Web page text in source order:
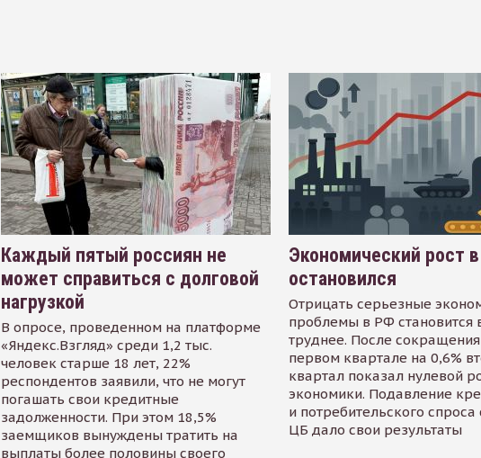
Каждый пятый россиян не
может справиться с долговой
нагрузкой
В опросе, проведенном на платформе
«Яндекс.Взгляд» среди 1,2 тыс.
человек старше 18 лет, 22%
респондентов заявили, что не могут
погашать свои кредитные
задолженности. При этом 18,5%
заемщиков вынуждены тратить на
выплаты более половины своего
Экономический рост
остановился
Отрицать серьезные
проблемы в РФ становится
труднее. После
первом квартале на 0,6%
квартал показал нулевой
экономики. Подавление
и потребительского
ЦБ дало свои результаты